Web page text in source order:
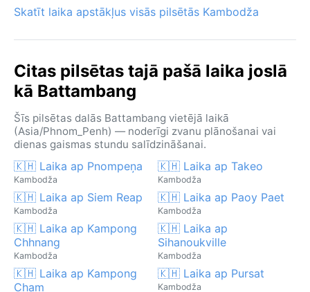
Skatīt laika apstākļus visās pilsētās Kambodža
Citas pilsētas tajā pašā laika joslā
kā Battambang
Šīs pilsētas dalās Battambang vietējā laikā
(Asia/Phnom_Penh) — noderīgi zvanu plānošanai vai
dienas gaismas stundu salīdzināšanai.
🇰🇭 Laika ap Pnompeņa
Kambodža
🇰🇭 Laika ap Takeo
Kambodža
🇰🇭 Laika ap Siem Reap
Kambodža
🇰🇭 Laika ap Paoy Paet
Kambodža
🇰🇭 Laika ap Kampong
Chhnang
Kambodža
🇰🇭 Laika ap
Sihanoukville
Kambodža
🇰🇭 Laika ap Kampong
Cham
🇰🇭 Laika ap Pursat
Kambodža